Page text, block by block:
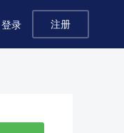
登录 注册